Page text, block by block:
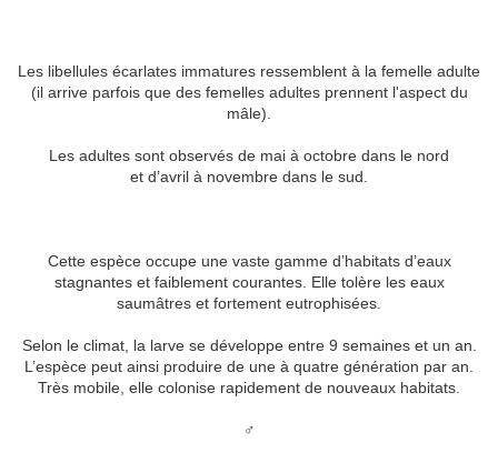
Les libellules écarlates immatures ressemblent à la femelle adulte
(il arrive parfois que des femelles adultes prennent l'aspect du
mâle).
Les adultes sont observés de mai à octobre dans le nord
et d’avril à novembre dans le sud.
Cette espèce occupe une vaste gamme d’habitats d’eaux
stagnantes et faiblement courantes. Elle tolère les eaux
saumâtres et fortement eutrophisées.
Selon le climat, la larve se développe entre 9 semaines et un an.
L’espèce peut ainsi produire de une à quatre génération par an.
Très mobile, elle colonise rapidement de nouveaux habitats.
♂